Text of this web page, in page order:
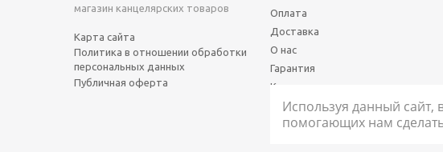
магазин канцелярских товаров
Карта сайта
Политика в отношении обработки
персональных данных
Публичная оферта
Оплата
Доставка
О нас
Гарантия
Контакты
Используя данный сайт,
помогающих нам